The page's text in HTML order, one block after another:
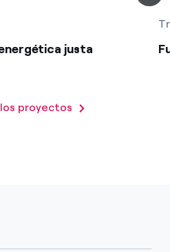
justa
proyectos